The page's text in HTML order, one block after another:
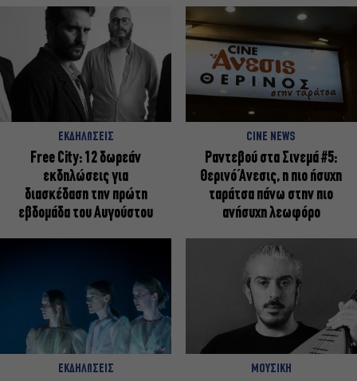
ΕΚΔΗΛΩΣΕΙΣ
Free City: 12 δωρεάν
εκδηλώσεις για
διασκέδαση την πρώτη
εβδομάδα του Αυγούστου
CINE NEWS
Ραντεβού στα Σινεμά #5:
Θερινό Άνεσις, η πιο ήσυχη
ταράτσα πάνω στην πιο
ανήσυχη λεωφόρο
ΕΚΔΗΛΩΣΕΙΣ ΜΟΥΣΙΚΗ